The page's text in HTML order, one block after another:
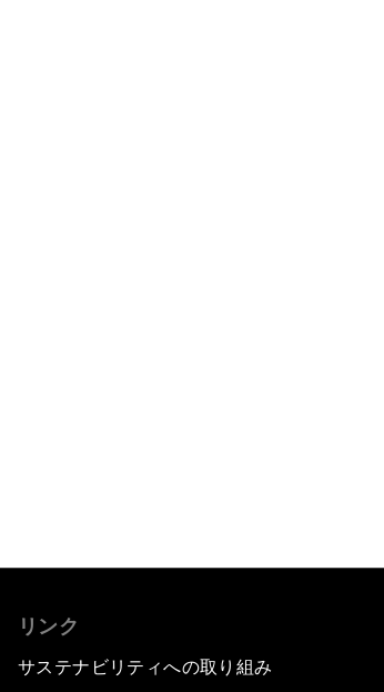
リンク
サステナビリティへの取り組み